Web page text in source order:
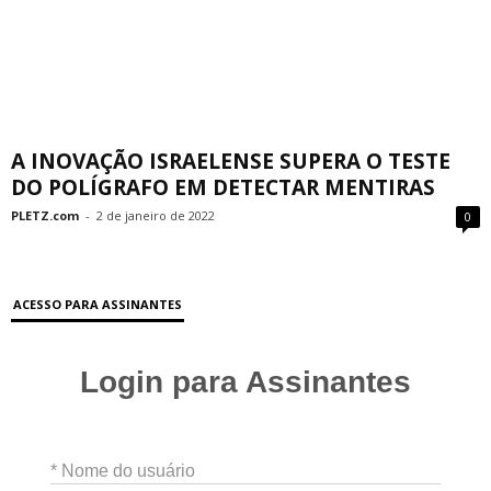
A INOVAÇÃO ISRAELENSE SUPERA O TESTE
DO POLÍGRAFO EM DETECTAR MENTIRAS
PLETZ.com - 2 de janeiro de 2022 0
ACESSO PARA ASSINANTES
Login para Assinantes
* Nome do usuário